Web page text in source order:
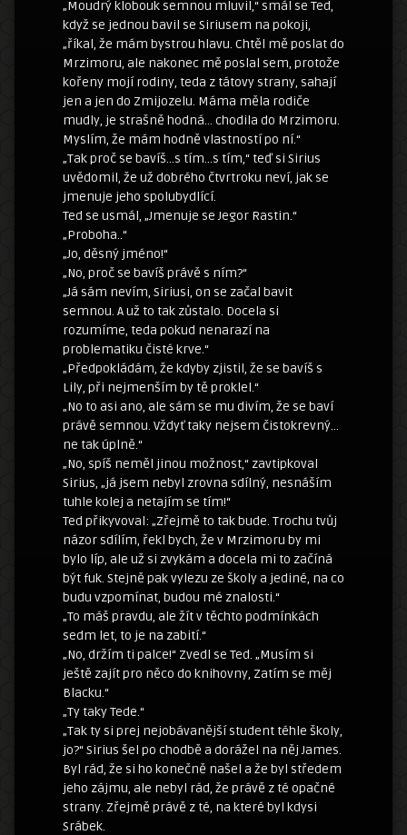
„Moudrý klobouk semnou mluvil,“ smál se Ted,
když se jednou bavil se Siriusem na pokoji,
„říkal, že mám bystrou hlavu. Chtěl mě poslat do
Mrzimoru, ale nakonec mě poslal sem, protože
kořeny mojí rodiny, teda z tátovy strany, sahají
jen a jen do Zmijozelu. Máma měla rodiče
mudly, je strašně hodná… chodila do Mrzimoru.
Myslím, že mám hodně vlastností po ní.“
„Tak proč se bavíš…s tím…s tím,“ teď si Sirius
uvědomil, že už dobrého čtvrtroku neví, jak se
jmenuje jeho spolubydlící.
Ted se usmál, „Jmenuje se Jegor Rastin.“
„Proboha..“
„Jo, děsný jméno!“
„No, proč se bavíš právě s ním?“
„Já sám nevím, Siriusi, on se začal bavit
semnou. A už to tak zůstalo. Docela si
rozumíme, teda pokud nenarazí na
problematiku čisté krve.“
„Předpokládám, že kdyby zjistil, že se bavíš s
Lily, při nejmenším by tě proklel.“
„No to asi ano, ale sám se mu divím, že se baví
právě semnou. Vždyť taky nejsem čistokrevný…
ne tak úplně.“
„No, spíš neměl jinou možnost,“ zavtipkoval
Sirius, „já jsem nebyl zrovna sdílný, nesnáším
tuhle kolej a netajím se tím!“
Ted přikyvoval: „Zřejmě to tak bude. Trochu tvůj
názor sdílím, řekl bych, že v Mrzimoru by mi
bylo líp, ale už si zvykám a docela mi to začíná
být fuk. Stejně pak vylezu ze školy a jediné, na co
budu vzpomínat, budou mé znalosti.“
„To máš pravdu, ale žít v těchto podmínkách
sedm let, to je na zabití.“
„No, držím ti palce!“ Zvedl se Ted. „Musím si
ještě zajít pro něco do knihovny, Zatím se měj
Blacku.“
„Ty taky Tede.“
„Tak ty si prej nejobávanější student téhle školy,
jo?“ Sirius šel po chodbě a dorážel na něj James.
Byl rád, že si ho konečně našel a že byl středem
jeho zájmu, ale nebyl rád, že právě z té opačné
strany. Zřejmě právě z té, na které byl kdysi
Srábek.